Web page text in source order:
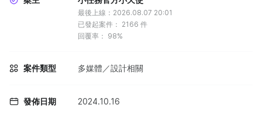
最後上線：2026.08.07 20:01
已發起案件： 2166 件
回覆率： 98%
案件類型 多媒體／設計相關
發佈日期 2024.10.16